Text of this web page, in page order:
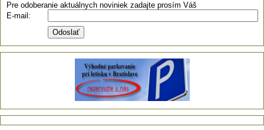
Pre odoberanie aktuálnych noviniek zadajte prosím Váš
E-mail: